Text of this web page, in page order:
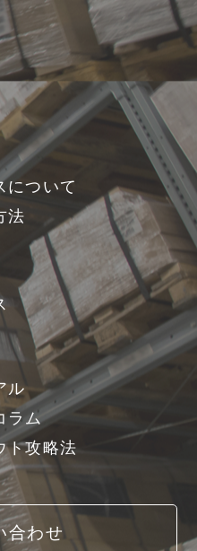
について
法
ル
ラム
ト攻略法
わせ